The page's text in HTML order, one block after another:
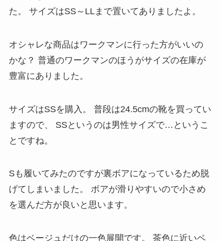
た。
サイズはSS～LLまで置いてありましたよ。
オシャレな商品はワークマンに行った方がいいの
かな？ 普通のワークマンのほうがサイズの在庫が
豊富にありました。
サイズはSSを購入。
普段は24.5cmの靴を買ってい
ますので、
SSというのは男性サイズで…というこ
とですね。
Sも履いてみたのですが裏ボアになっているため脱
げてしまいました。
ボアが滑りやすいので小さめ
を選んだ方が良いと思います。
色はベージュだけの一色展開です。
茶色に近いベ